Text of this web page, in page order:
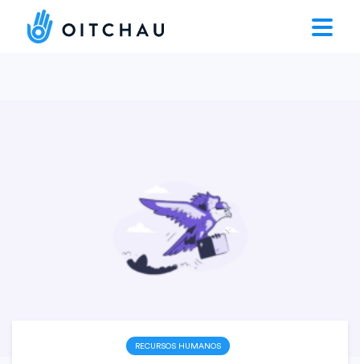
RECURSOS HUMANOS